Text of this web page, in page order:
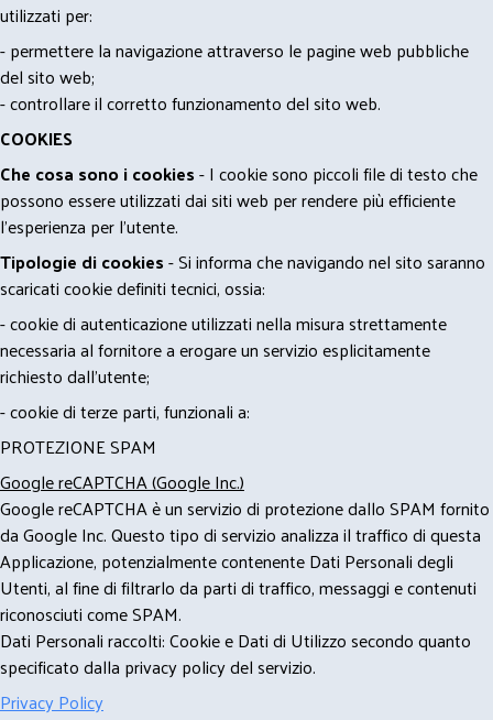
utilizzati per:
- permettere la navigazione attraverso le pagine web pubbliche
del sito web;
- controllare il corretto funzionamento del sito web.
COOKIES
Che cosa sono i cookies- I cookie sono piccoli file di testo che
possono essere utilizzati dai siti web per rendere più efficiente
l'esperienza per l'utente.
Tipologie di cookies- Si informa che navigando nel sito saranno
scaricati cookie definiti tecnici, ossia:
- cookie di autenticazione utilizzati nella misura strettamente
necessaria al fornitore a erogare un servizio esplicitamente
richiesto dall'utente;
- cookie di terze parti, funzionali a:
PROTEZIONE SPAM
Google reCAPTCHA (Google Inc.)
Google reCAPTCHA è un servizio di protezione dallo SPAM fornito
da Google Inc. Questo tipo di servizio analizza il traffico di questa
Applicazione, potenzialmente contenente Dati Personali degli
Utenti, al fine di filtrarlo da parti di traffico, messaggi e contenuti
riconosciuti come SPAM.
Dati Personali raccolti: Cookie e Dati di Utilizzo secondo quanto
specificato dalla privacy policy del servizio.
Privacy Policy